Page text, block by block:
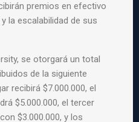
premios en efectivo
la escalabilidad de sus
se otorgará un total
de la siguiente
recibirá $7.000.000, el
$5.000.000, el tercer
$3.000.000, y los